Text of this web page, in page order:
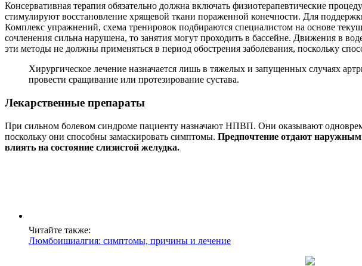
Консервативная терапия обязательно должна включать физиотерапевтические
стимулируют восстановление хрящевой ткани пораженной конечности. Для
Комплекс упражнений, схема тренировок подбираются специалистом на основе
сочленения сильна нарушена, то занятия могут проходить в бассейне. Движения в
эти методы не должны применяться в период обострения заболевания, поскольку
Хирургическое лечение назначается лишь в тяжелых и запущенных случаях
провести сращивание или протезирование сустава.
Лекарственные препараты
При сильном болевом синдроме пациенту назначают НПВП. Они оказывают
поскольку они способны замаскировать симптомы. Предпочтение отдают наружным
влиять на состояние слизистой желудка.
Читайте также:
Люмбоишиалгия: симптомы, причины и лечение